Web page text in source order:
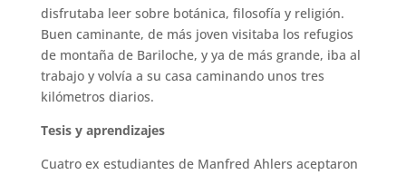
disfrutaba leer sobre botánica, filosofía y religión.
Buen caminante, de más joven visitaba los refugios
de montaña de Bariloche, y ya de más grande, iba al
trabajo y volvía a su casa caminando unos tres
kilómetros diarios.
Tesis y aprendizajes
Cuatro ex estudiantes de Manfred Ahlers aceptaron